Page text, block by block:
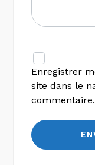
Enregistrer
site dans le
commentaire.